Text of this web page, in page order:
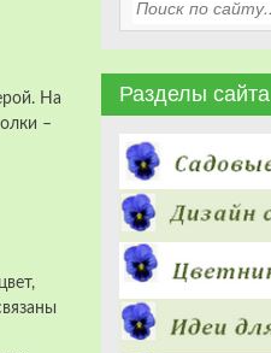
На
–
Разделы сайта